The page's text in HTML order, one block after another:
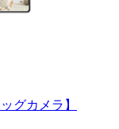
グカメラ】